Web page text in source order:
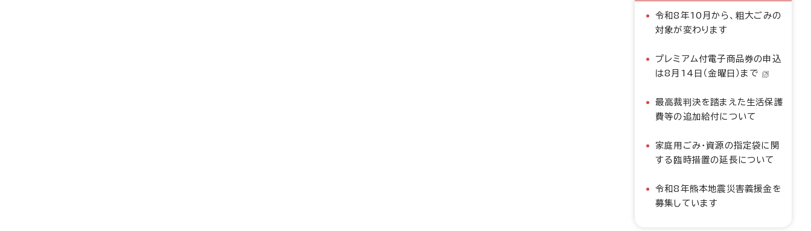
令和8年10月から、粗大ごみの
対象が変わります
プレミアム付電子商品券の申込
は8月14日（金曜日）まで
最高裁判決を踏まえた生活保護
費等の追加給付について
家庭用ごみ・資源の指定袋に関
する臨時措置の延長について
令和8年熊本地震災害義援金を
募集しています